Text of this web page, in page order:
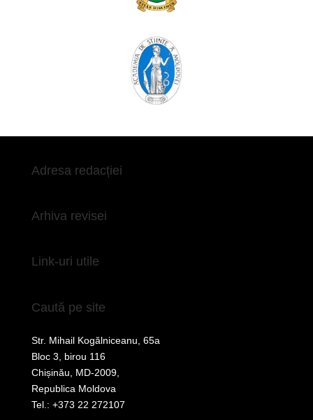
Adresa redacției
Arhiva revisei
Link-uri utile
Caută pe site
Str. Mihail Kogălniceanu, 65a
Bloc 3, birou 116
Chișinău, MD-2009,
Republica Moldova
Tel.: +373 22 272107